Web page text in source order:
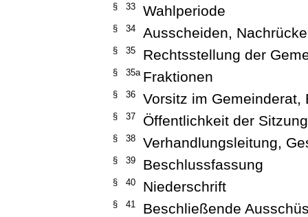
§ 33 Wahlperiode
§ 34 Ausscheiden,
§ 35 Rechtsstellung der
§ 35a Fraktionen
§ 36 Vorsitz im
§ 37 Öffentlichkeit der
§ 38 Verhandlungsleitung,
§ 39 Beschlussfassung
§ 40 Niederschrift
§ 41 Beschließende